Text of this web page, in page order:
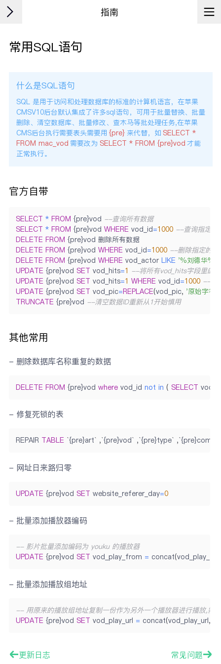
指南
常用SQL语句
什么是SQL语句
SQL 是用于访问和处理数据库的标准的计算机语言，在苹果
CMSV10后台默认集成了许多sql语句，可用于批量替换、批量
删除、清空数据库、批量修改、查木马等批处理任务,在苹果
CMS后台执行需要表头需要用 {pre} 来代替，如 SELECT *
FROM mac_vod 需要改为 SELECT * FROM {pre}vod 才能
正常执行。
官方自带
SELECT * FROM {pre}vod --查询所有数据
SELECT * FROM {pre}vod WHERE vod_id=1000 --查询指定ID
DELETE FROM
{pre}vod 删除所有数据
DELETE FROM {pre}vod WHERE vod_id=1000 --删除指定的第
DELETE FROM {pre}vod WHERE vod_actor LIKE '%刘德华%'
UPDATE {pre}vod SET vod_hits=1 --将所有vod_hits字段里的
UPDATE {pre}vod SET vod_hits=1 WHERE vod_id=1000 --指
UPDATE {pre}vod SET vod_pic=REPLACE(vod_pic, '原始字符
TRUNCATE {pre}vod --清空数据ID重新从1开始慎用
其他常用
- 删除数据库名称重复的数据
DELETE FROM {pre}vod where vod_id not in ( SELECT
- 修复死锁的表
REPAIR TABLE `{pre}art` ,`{pre}vod` ,`{pre}type` ,`
- 网址日来路归零
UPDATE {pre}vod SET website_referer_day=0
- 批量添加播放器编码
-- 影片批量添加编码为 youku 的播放器
UPDATE {pre}vod SET vod_play_from = concat(
- 批量添加播放组地址
-- 用原来的播放组地址复制一份作为另外一个播放器进行播放,需
UPDATE {pre}vod SET vod_play_url = concat(vod_play_url,
更新日志 常见问题